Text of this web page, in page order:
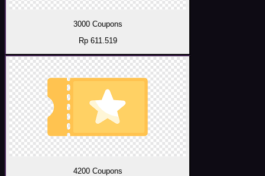
3000 Coupons
Rp 611.519
4200 Coupons